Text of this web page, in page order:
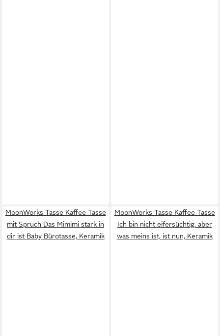
MoonWorks Tasse Kaffee-Tasse
mit Spruch Das Mimimi stark in
dir ist Baby Bürotasse, Keramik
MoonWorks Tasse Kaffee-Tasse
Ich bin nicht eifersüchtig, aber
was meins ist, ist nun, Keramik